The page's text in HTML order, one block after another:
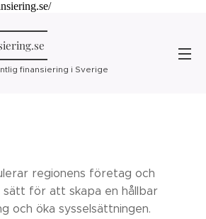
finansiering i Sverige
regionens företag och
för att skapa en hållbar
och öka sysselsättningen.